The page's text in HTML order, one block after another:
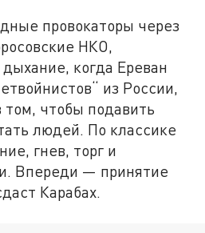
провокаторы через
НКО,
когда Ереван
из России,
том, чтобы подавить
людей. По классике
гнев, торг и
Впереди — принятие
Карабах.